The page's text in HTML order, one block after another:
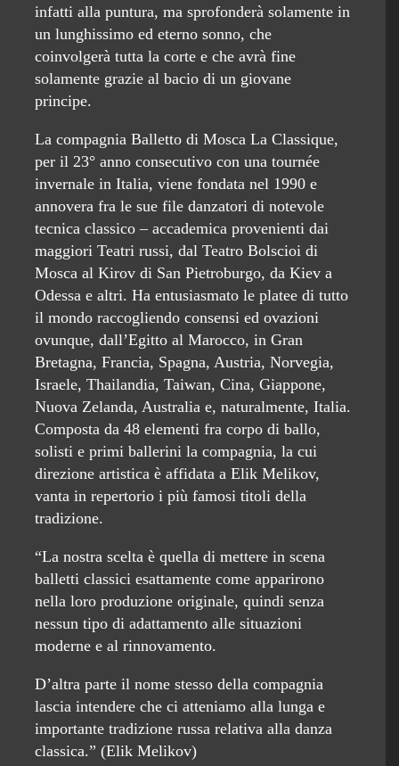
infatti alla puntura, ma sprofonderà solamente in
un lunghissimo ed eterno sonno, che
coinvolgerà tutta la corte e che avrà fine
solamente grazie al bacio di un giovane
principe.
La compagnia Balletto di Mosca La Classique,
per il 23° anno consecutivo con una tournée
invernale in Italia, viene fondata nel 1990 e
annovera fra le sue file danzatori di notevole
tecnica classico – accademica provenienti dai
maggiori Teatri russi, dal Teatro Bolscioi di
Mosca al Kirov di San Pietroburgo, da Kiev a
Odessa e altri. Ha entusiasmato le platee di tutto
il mondo raccogliendo consensi ed ovazioni
ovunque, dall’Egitto al Marocco, in Gran
Bretagna, Francia, Spagna, Austria, Norvegia,
Israele, Thailandia, Taiwan, Cina, Giappone,
Nuova Zelanda, Australia e, naturalmente, Italia.
Composta da 48 elementi fra corpo di ballo,
solisti e primi ballerini la compagnia, la cui
direzione artistica è affidata a Elik Melikov,
vanta in repertorio i più famosi titoli della
tradizione.
“La nostra scelta è quella di mettere in scena
balletti classici esattamente come apparirono
nella loro produzione originale, quindi senza
nessun tipo di adattamento alle situazioni
moderne e al rinnovamento.
D’altra parte il nome stesso della compagnia
lascia intendere che ci atteniamo alla lunga e
importante tradizione russa relativa alla danza
classica.” (Elik Melikov)